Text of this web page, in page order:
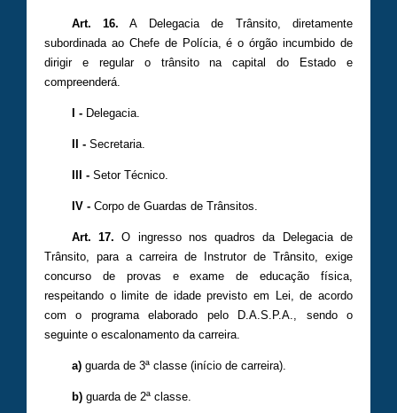
Art. 16. A Delegacia de Trânsito, diretamente
subordinada ao Chefe de Polícia, é o órgão incumbido de
dirigir e regular o trânsito na capital do Estado e
compreenderá.
I -Delegacia.
II -Secretaria.
III -Setor Técnico.
IV -Corpo de Guardas de Trânsitos.
Art. 17. O ingresso nos quadros da Delegacia de
Trânsito, para a carreira de Instrutor de Trânsito, exige
concurso de provas e exame de educação física,
respeitando o limite de idade previsto em Lei, de acordo
com o programa elaborado pelo D.A.S.P.A., sendo o
seguinte o escalonamento da carreira.
a)guarda de 3ª classe (início de carreira).
b)guarda de 2ª classe.